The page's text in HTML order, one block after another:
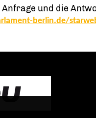
und die
berlin.de/